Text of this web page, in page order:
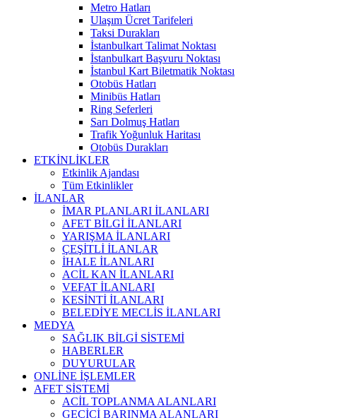
Metro Hatları
Ulaşım Ücret Tarifeleri
Taksi Durakları
İstanbulkart Talimat Noktası
İstanbulkart Başvuru Noktası
İstanbul Kart Biletmatik Noktası
Otobüs Hatları
Minibüs Hatları
Ring Seferleri
Sarı Dolmuş Hatları
Trafik Yoğunluk Haritası
Otobüs Durakları
ETKİNLİKLER
Etkinlik Ajandası
Tüm Etkinlikler
İLANLAR
İMAR PLANLARI İLANLARI
AFET BİLGİ İLANLARI
YARIŞMA İLANLARI
ÇEŞİTLİ İLANLAR
İHALE İLANLARI
ACİL KAN İLANLARI
VEFAT İLANLARI
KESİNTİ İLANLARI
BELEDİYE MECLİS İLANLARI
MEDYA
SAĞLIK BİLGİ SİSTEMİ
HABERLER
DUYURULAR
ONLİNE İŞLEMLER
AFET SİSTEMİ
ACİL TOPLANMA ALANLARI
GEÇİCİ BARINMA ALANLARI